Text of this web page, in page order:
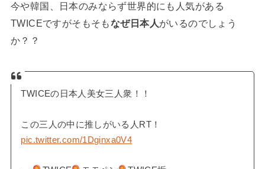
今や韓国、日本のみならず世界的にも人気がある
TWICEですがそもそもなぜ日本人がいるのでしょう
か？？
TWICEの日本人美女三人衆！！
この三人の中に推しがいる人RT！
pic.twitter.com/1Dginxa0V4